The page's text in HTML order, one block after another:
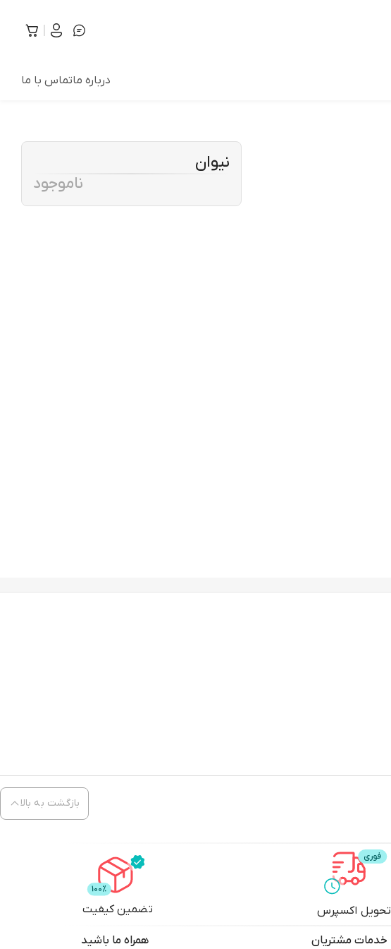
درباره ماتماس با ما
نیوان
ناموجود
بازگشت به بالا
تحویل اکسپرس تضمین کیفیت
خدمات مشتریان همراه ما باشید